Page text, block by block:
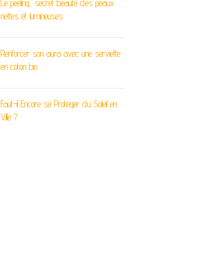
Le peeling, secret beauté des peaux
nettes et lumineuses
Renforcer son aura avec une serviette
en coton bio
Faut-il Encore se Protéger du Soleil en
Ville ?